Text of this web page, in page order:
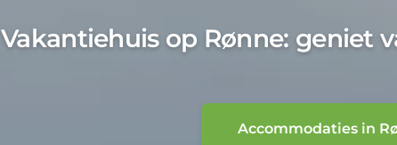
Vakantiehuis op Rønne: geniet
Accommodaties in